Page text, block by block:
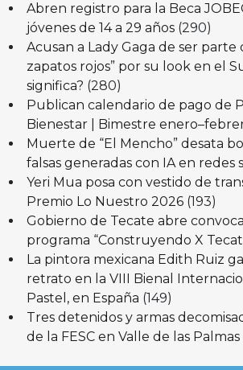
Abren registro para la Beca
jóvenes de 14 a 29 años (290)
Acusan a Lady Gaga de ser parte
zapatos rojos” por su look en el
significa? (280)
Publican calendario de pago de
Bienestar | Bimestre
Muerte de “El Mencho” desata
falsas generadas con IA en redes
Yeri Mua posa con vestido de
Premio Lo Nuestro 2026 (193)
Gobierno de Tecate abre
programa “Construyendo X
La pintora mexicana Edith Ruiz
retrato en la VIII Bienal
Pastel, en España (149)
Tres detenidos y armas
de la FESC en Valle de las Palmas